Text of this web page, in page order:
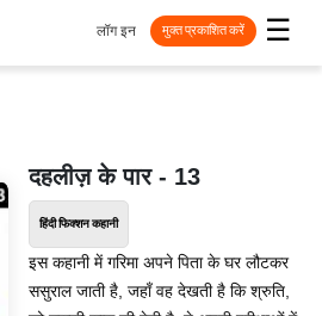
☰
लॉग इन मुक्त प्रकाशित करें
दहलीज़ के पार - 13
हिंदी फिक्शन कहानी
इस कहानी में गरिमा अपने पिता के घर लौटकर
ससुराल जाती है, जहाँ वह देखती है कि श्रुति,